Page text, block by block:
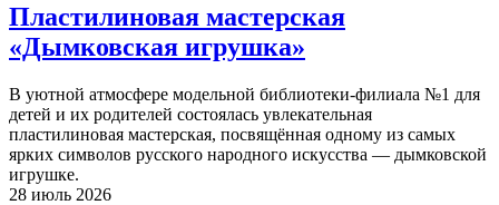
Пластилиновая мастерская
«Дымковская игрушка»
В уютной атмосфере модельной библиотеки-филиала №1 для
детей и их родителей состоялась увлекательная
пластилиновая мастерская, посвящённая одному из самых
ярких символов русского народного искусства — дымковской
игрушке.
28 июль 2026